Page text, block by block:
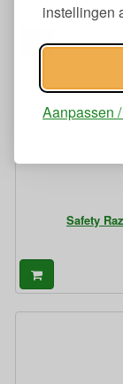
instellingen
Aanpassen
Safety